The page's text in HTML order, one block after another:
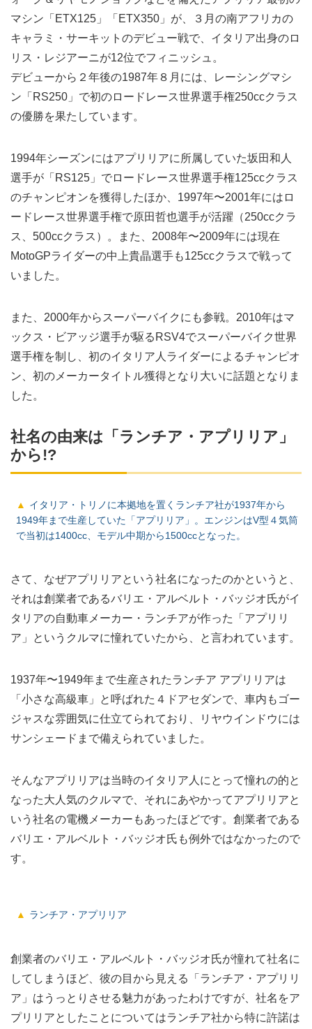
マシン「ETX125」「ETX350」が、３月の南アフリカの
キャラミ・サーキットのデビュー戦で、イタリア出身のロ
リス・レジアーニが12位でフィニッシュ。
デビューから２年後の1987年８月には、レーシングマシ
ン「RS250」で初のロードレース世界選手権250ccクラス
の優勝を果たしています。
1994年シーズンにはアプリリアに所属していた坂田和人
選手が「RS125」でロードレース世界選手権125ccクラス
のチャンピオンを獲得したほか、1997年〜2001年にはロ
ードレース世界選手権で原田哲也選手が活躍（250ccクラ
ス、500ccクラス）。また、2008年〜2009年には現在
MotoGPライダーの中上貴晶選手も125ccクラスで戦って
いました。
また、2000年からスーパーバイクにも参戦。2010年はマ
ックス・ビアッジ選手が駆るRSV4でスーパーバイク世界
選手権を制し、初のイタリア人ライダーによるチャンピオ
ン、初のメーカータイトル獲得となり大いに話題となりま
した。
社名の由来は「ランチア・アプリリア」
から!?
イタリア・トリノに本拠地を置くランチア社が1937年から
1949年まで生産していた「アプリリア」。エンジンはV型４気筒
で当初は1400cc、モデル中期から1500ccとなった。
さて、なぜアプリリアという社名になったのかというと、
それは創業者であるバリエ・アルベルト・バッジオ氏がイ
タリアの自動車メーカー・ランチアが作った「アプリリ
ア」というクルマに憧れていたから、と言われています。
1937年〜1949年まで生産されたランチア アプリリアは
「小さな高級車」と呼ばれた４ドアセダンで、車内もゴー
ジャスな雰囲気に仕立てられており、リヤウインドウには
サンシェードまで備えられていました。
そんなアプリリアは当時のイタリア人にとって憧れの的と
なった大人気のクルマで、それにあやかってアプリリアと
いう社名の電機メーカーもあったほどです。創業者である
バリエ・アルベルト・バッジオ氏も例外ではなかったので
す。
ランチア・アプリリア
創業者のバリエ・アルベルト・バッジオ氏が憧れて社名に
してしまうほど、彼の目から見える「ランチア・アプリリ
ア」はうっとりさせる魅力があったわけですが、社名をア
プリリアとしたことについてはランチア社から特に許諾は